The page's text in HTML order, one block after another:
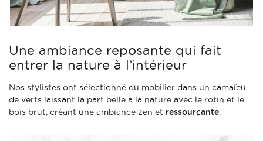
Une ambiance reposante qui fait
entrer la nature à l’intérieur
Nos stylistes ont sélectionné du mobilier dans un camaïeu
de verts laissant la part belle à la nature avec le rotin et le
bois brut, créant une ambiance zen et ressourçante